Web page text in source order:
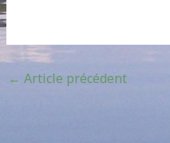
← Article précédent